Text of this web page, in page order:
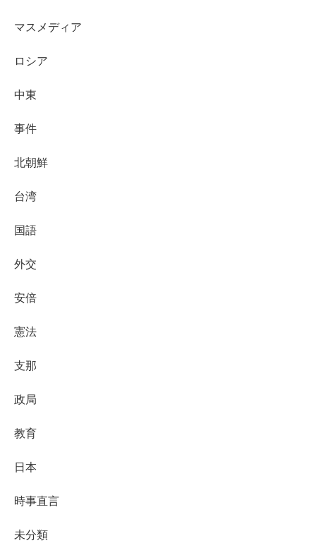
マスメディア
ロシア
中東
事件
北朝鮮
台湾
国語
外交
安倍
憲法
支那
政局
教育
日本
時事直言
未分類